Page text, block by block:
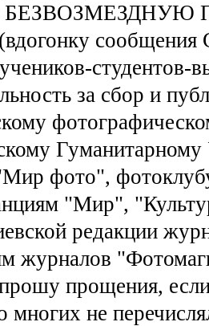
БЕЗВОЗМЕЗДНУЮ
сообщения
студентов-
за сбор и
Гуманитарному
фото",
"Мир",
редакции
журналов
прощения, если
многих не